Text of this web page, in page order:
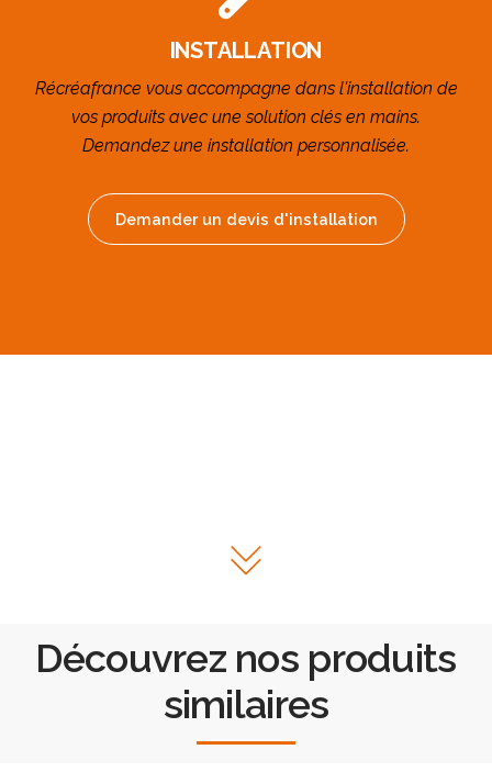
INSTALLATION
Récréafrance vous accompagne dans l'installation de
vos produits avec une solution clés en mains.
Demandez une installation personnalisée.
Demander un devis d'installation
Découvrez nos produits
similaires